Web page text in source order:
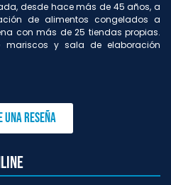
desde hace más de 45 años, a
de alimentos congelados a
con más de 25 tiendas propias.
mariscos y sala de elaboración
una reseña